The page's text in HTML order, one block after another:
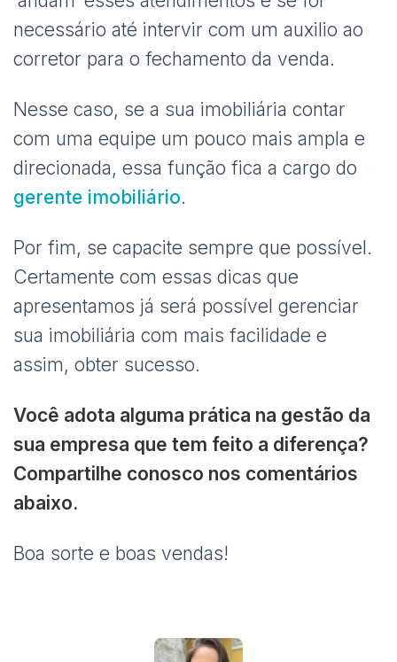
necessário até intervir com um auxilio ao
corretor para o fechamento da venda.
Nesse caso, se a sua imobiliária contar
com uma equipe um pouco mais ampla e
direcionada, essa função fica a cargo do
gerente imobiliário.
Por fim, se capacite sempre que possível.
Certamente com essas dicas que
apresentamos já será possível gerenciar
sua imobiliária com mais facilidade e
assim, obter sucesso.
Você adota alguma prática na gestão da
sua empresa que tem feito a diferença?
Compartilhe conosco nos comentários
abaixo.
Boa sorte e boas vendas!